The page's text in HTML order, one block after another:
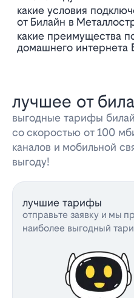
Какие условия подключения интернета
от Билайн в
Какие преимущества подключения
домашнего интернета
лучшее от
выгодные тарифы
со скоростью от 100
каналов и мобильной
выгоду!
лучшие тарифы
отправьте заявку и мы
наиболее выгодный